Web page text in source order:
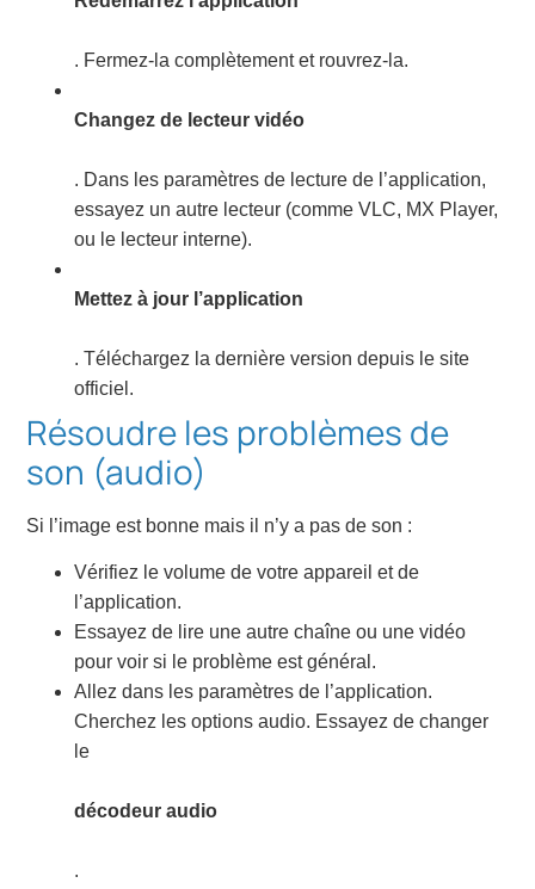
. Fermez-la complètement et rouvrez-la.
Changez de lecteur vidéo
. Dans les paramètres de lecture de l’application,
essayez un autre lecteur (comme VLC, MX Player,
ou le lecteur interne).
Mettez à jour l’application
. Téléchargez la dernière version depuis le site
officiel.
Résoudre les problèmes de
son (audio)
Si l’image est bonne mais il n’y a pas de son :
Vérifiez le volume de votre appareil et de
l’application.
Essayez de lire une autre chaîne ou une vidéo
pour voir si le problème est général.
Allez dans les paramètres de l’application.
Cherchez les options audio. Essayez de changer
le
décodeur audio
.